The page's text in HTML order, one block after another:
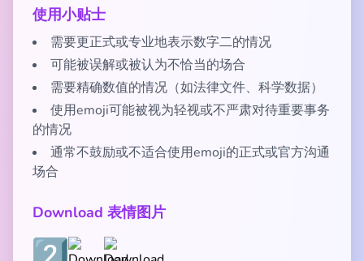
使用小贴士
需要更正式或专业地表示数字二的情况
可能被误解或被认为不恰当的场合
需要精确数值的情况（如法律文件、科学数据）
使用emoji可能被视为轻视或不严肃对待重要事务
的情况
通常不鼓励或不适合使用emoji的正式或官方沟通
场合
Download 表情图片